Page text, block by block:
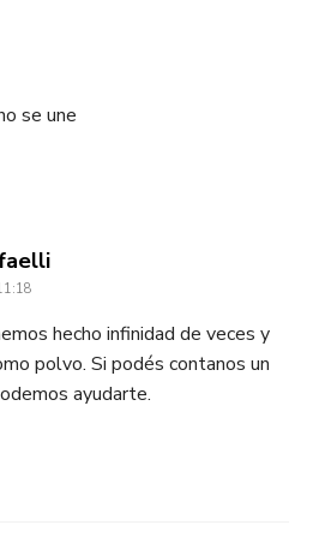
se une
dice:
hecho infinidad de veces y
polvo. Si podés contanos un
ayudarte.